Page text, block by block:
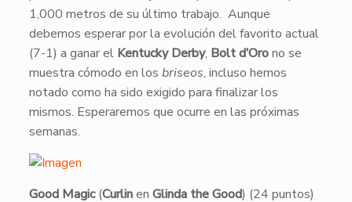
1,000 metros de su último trabajo. Aunque
debemos esperar por la evolución del favorito actual
(7-1) a ganar el Kentucky Derby, Bolt d’Orono se
muestra cómodo en los briseos, incluso hemos
notado como ha sido exigido para finalizar los
mismos. Esperaremos que ocurre en las próximas
semanas.
Good Magic(Curlinen Glinda the Good) (24 puntos)